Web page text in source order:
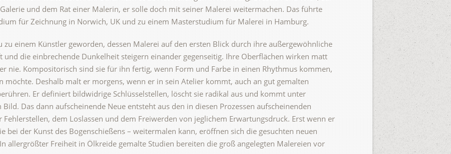
und dem Rat einer Malerin, er solle doch mit seiner Malerei weitermachen. Das führte
für Zeichnung in Norwich, UK und zu einem Masterstudium für Malerei in Hamburg.
zu einem Künstler geworden, dessen Malerei auf den ersten Blick durch ihre außergewöhnliche
und die einbrechende Dunkelheit steigern einander gegenseitig. Ihre Oberflächen wirken matt
nie. Kompositorisch sind sie für ihn fertig, wenn Form und Farbe in einen Rhythmus kommen,
möchte. Deshalb malt er morgens, wenn er in sein Atelier kommt, auch an gut gemalten
Er definiert bildwidrige Schlüsselstellen, löscht sie radikal aus und kommt unter
Das dann aufscheinende Neue entsteht aus den in diesen Prozessen aufscheinenden
dem Loslassen und dem Freiwerden von jeglichem Erwartungsdruck. Erst wenn er
bei der Kunst des Bogenschießens – weitermalen kann, eröffnen sich die gesuchten neuen
allergrößter Freiheit in Ölkreide gemalte Studien bereiten die groß angelegten Malereien vor